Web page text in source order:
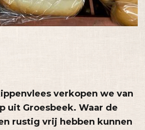
verkopen we van
uit Groesbeek. Waar de
rustig vrij hebben kunnen